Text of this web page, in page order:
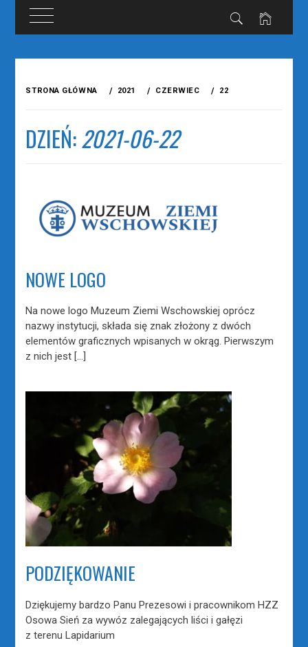
STRONA GŁÓWNA 2021 CZERWIEC 22
DZIEŃ:2021-06-22
NOWE LOGO
Na nowe logo Muzeum Ziemi Wschowskiej oprócz
nazwy instytucji, składa się znak złożony z dwóch
elementów graficznych wpisanych w okrąg. Pierwszym
z nich jest […]
PODZIĘKOWANIE
Dziękujemy bardzo Panu Prezesowi i pracownikom HZZ
Osowa Sień za wywóz zalegających liści i gałęzi
z terenu Lapidarium